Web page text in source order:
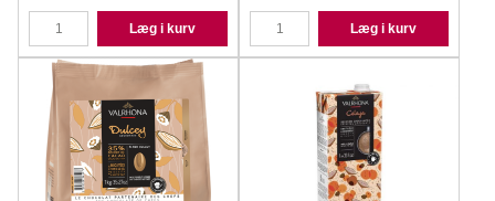
Læg i kurv Læg i kurv